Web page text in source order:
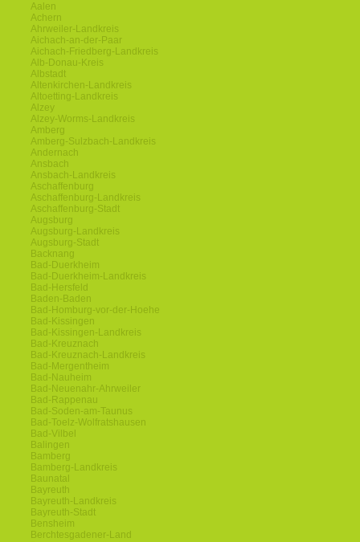
Aalen
Achern
Ahrweiler-Landkreis
Aichach-an-der-Paar
Aichach-Friedberg-Landkreis
Alb-Donau-Kreis
Albstadt
Altenkirchen-Landkreis
Altoetting-Landkreis
Alzey
Alzey-Worms-Landkreis
Amberg
Amberg-Sulzbach-Landkreis
Andernach
Ansbach
Ansbach-Landkreis
Aschaffenburg
Aschaffenburg-Landkreis
Aschaffenburg-Stadt
Augsburg
Augsburg-Landkreis
Augsburg-Stadt
Backnang
Bad-Duerkheim
Bad-Duerkheim-Landkreis
Bad-Hersfeld
Baden-Baden
Bad-Homburg-vor-der-Hoehe
Bad-Kissingen
Bad-Kissingen-Landkreis
Bad-Kreuznach
Bad-Kreuznach-Landkreis
Bad-Mergentheim
Bad-Nauheim
Bad-Neuenahr-Ahrweiler
Bad-Rappenau
Bad-Soden-am-Taunus
Bad-Toelz-Wolfratshausen
Bad-Vilbel
Balingen
Bamberg
Bamberg-Landkreis
Baunatal
Bayreuth
Bayreuth-Landkreis
Bayreuth-Stadt
Bensheim
Berchtesgadener-Land